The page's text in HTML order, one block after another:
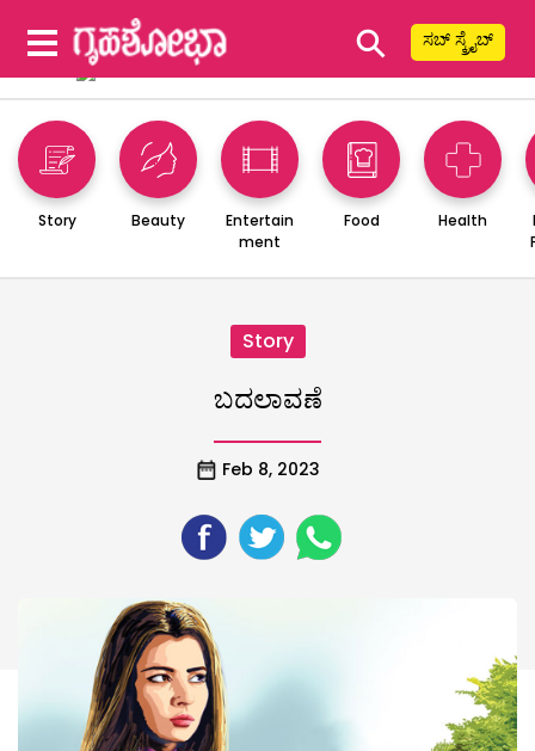
⚲ ಸಬ್ ಸ್ಕ್ರೈಬ್
Story Beauty
Entertain
ment
Food Health
Story
ಬದಲಾವಣೆ
Feb 8, 2023